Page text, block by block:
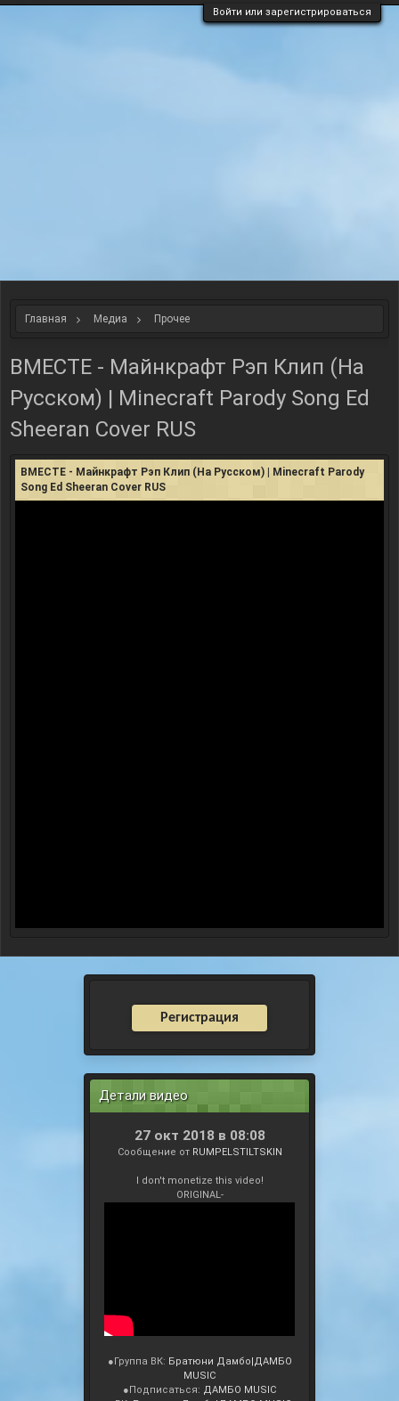
Войти или зарегистрироваться
Главная Медиа Прочее
ВМЕСТЕ - Майнкрафт Рэп Клип (На
Русском) | Minecraft Parody Song Ed
Sheeran Cover RUS
ВМЕСТЕ - Майнкрафт Рэп Клип (На Русском) | Minecraft Parody
Song Ed Sheeran Cover RUS
Регистрация
Детали видео
27 окт 2018 в 08:08
Сообщение от RUMPELSTILTSKIN
I don't monetize this video!
ORIGINAL-
●Группа ВК: Братюни Дамбо|ДАМБО
MUSIC
●Подписаться: ДАМБО MUSIC